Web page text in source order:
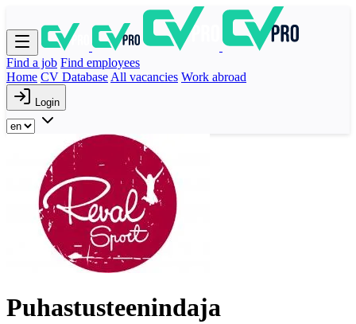
Find a job Find employees
Home CV Database All vacancies Work abroad
Login
Puhastusteenindaja